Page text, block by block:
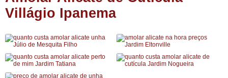
Villágio Ipanema